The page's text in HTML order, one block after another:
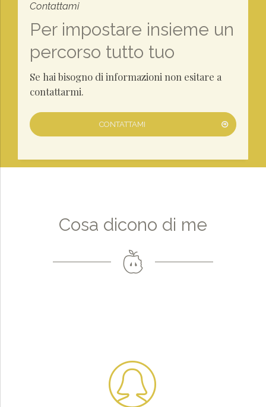
Contattami
Per impostare insieme un
percorso tutto tuo
Se hai bisogno di informazioni non esitare a
contattarmi.
CONTATTAMI
Cosa dicono di me